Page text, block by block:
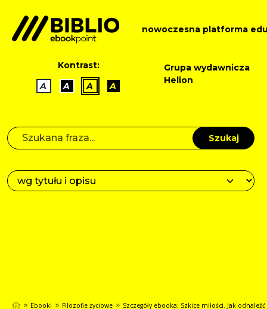
nowoczesna platforma
Kontrast:
A
A A A
Grupa wydawnicza
Helion
Szukaj
Ebooki Filozofie życiowe Szczegóły ebooka: Szkice miłości. Jak